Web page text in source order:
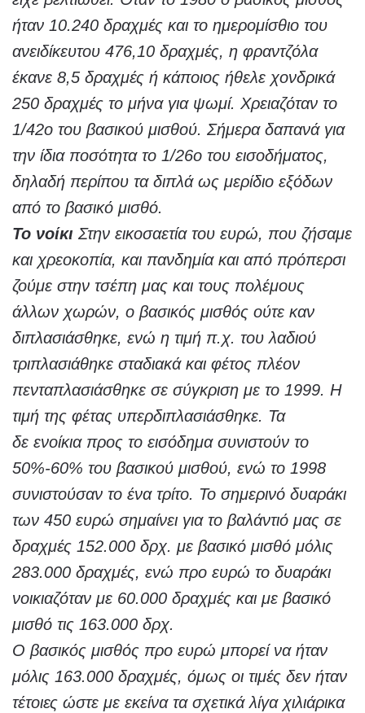
ήταν 10.240 δραχμές και το ημερομίσθιο του
ανειδίκευτου 476,10 δραχμές, η φραντζόλα
έκανε 8,5 δραχμές ή κάποιος ήθελε χονδρικά
250 δραχμές το μήνα για ψωμί. Χρειαζόταν το
1/42ο του βασικού μισθού. Σήμερα δαπανά για
την ίδια ποσότητα το 1/26ο του εισοδήματος,
δηλαδή περίπου τα διπλά ως μερίδιο εξόδων
από το βασικό μισθό.
Το νοίκι Στην εικοσαετία του ευρώ, που ζήσαμε
και χρεοκοπία, και πανδημία και από πρόπερσι
ζούμε στην τσέπη μας και τους πολέμους
άλλων χωρών, ο βασικός μισθός ούτε καν
διπλασιάσθηκε, ενώ η τιμή π.χ. του λαδιού
τριπλασιάθηκε σταδιακά και φέτος πλέον
πενταπλασιάσθηκε σε σύγκριση με το 1999. Η
τιμή της φέτας υπερδιπλασιάσθηκε. Τα
δε ενοίκιαπρος το εισόδημα συνιστούν το
50%-60% του βασικού μισθού, ενώ το 1998
συνιστούσαν το ένα τρίτο. Το σημερινό δυαράκι
των 450 ευρώ σημαίνει για το βαλάντιό μας σε
δραχμές 152.000 δρχ. με βασικό μισθό μόλις
283.000 δραχμές, ενώ προ ευρώ το δυαράκι
νοικιαζόταν με 60.000 δραχμές και με βασικό
μισθό τις 163.000 δρχ.
Ο βασικός μισθός προ ευρώ μπορεί να ήταν
μόλις 163.000 δραχμές, όμως οι τιμές δεν ήταν
τέτοιες ώστε με εκείνα τα σχετικά λίγα χιλιάρικα